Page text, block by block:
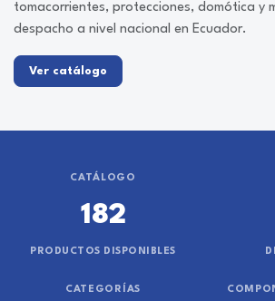
tomacorrientes, protecciones, domótica y
despacho a nivel nacional en Ecuador.
Ver catálogo
CATÁLOGO
182
PRODUCTOS DISPONIBLES
CATEGORÍAS